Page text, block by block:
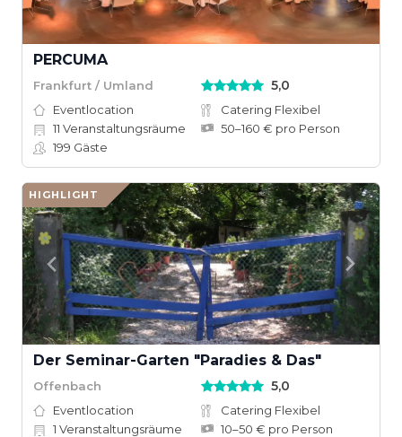
PERCUMA
Frankfurt / Umland 5,0
Eventlocation
Catering Flexibel
11 Veranstaltungsräume
50–160 € pro Person
199 Gäste
HIGHLIGHT
Der Seminar-Garten "Paradies & Das"
Offenbach 5,0
Eventlocation
Catering Flexibel
1 Veranstaltungsräume
10–50 € pro Person